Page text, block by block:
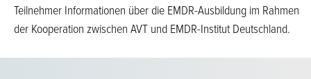
Teilnehmer Informationen über die EMDR-Ausbildung im Rahmen
der Kooperation zwischen AVT und EMDR-Institut Deutschland.